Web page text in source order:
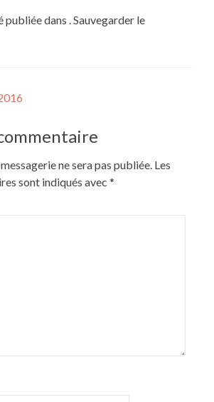
publiée dans . Sauvegarder le
de l’article
ne sera pas publiée. Les
sont indiqués avec *